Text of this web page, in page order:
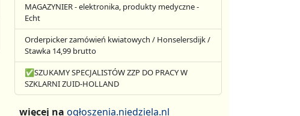
MAGAZYNIER - elektronika, produkty medyczne -
Echt
Orderpicker zamówień kwiatowych / Honselersdijk /
Stawka 14,99 brutto
✅SZUKAMY SPECJALISTÓW ZZP DO PRACY W
SZKLARNI ZUID-HOLLAND
więcej na ogłoszenia.niedziela.nl